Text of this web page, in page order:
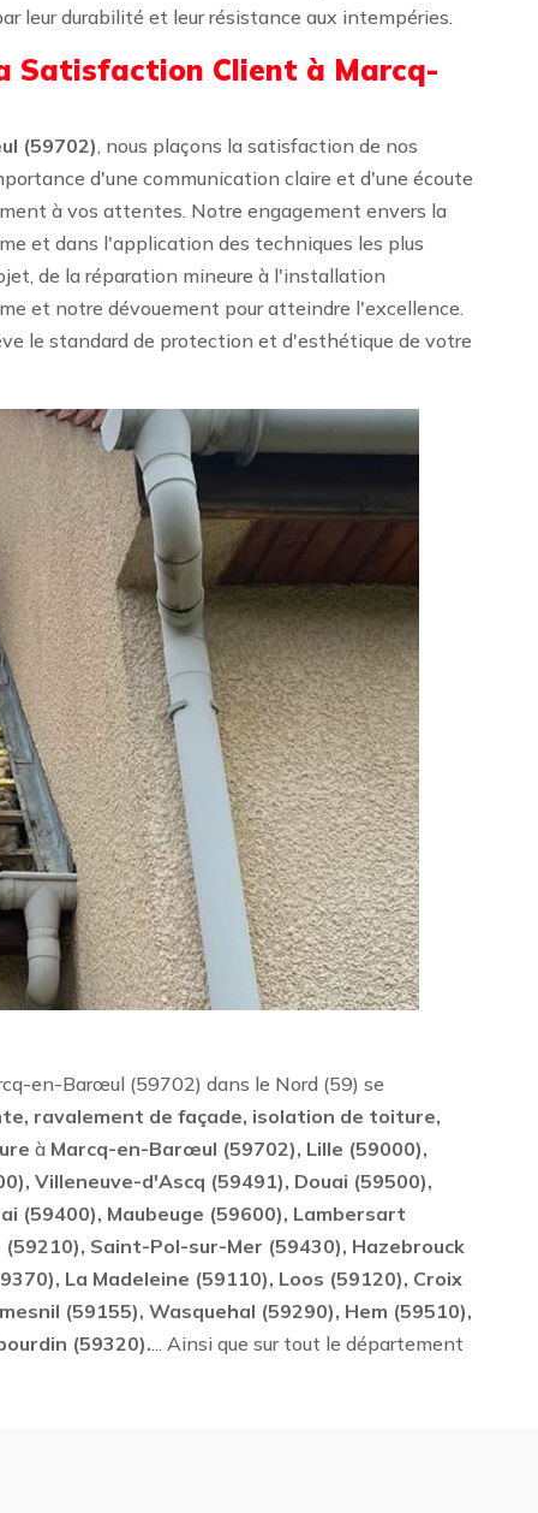
leur durabilité et leur résistance aux intempéries.
Satisfaction Client à Marcq-
(59702), nous plaçons la satisfaction de nos
d'une communication claire et d'une écoute
à vos attentes. Notre engagement envers la
et dans l'application des techniques les plus
de la réparation mineure à l'installation
et notre dévouement pour atteindre l'excellence.
le standard de protection et d'esthétique de votre
en-Barœul (59702) dans le Nord (59) se
ravalement de façade, isolation de toiture,
à Marcq-en-Barœul (59702), Lille (59000),
Villeneuve-d'Ascq (59491), Douai (59500),
(59400), Maubeuge (59600), Lambersart
Saint-Pol-sur-Mer (59430), Hazebrouck
La Madeleine (59110), Loos (59120), Croix
(59155), Wasquehal (59290), Hem (59510),
(59320).... Ainsi que sur tout le département